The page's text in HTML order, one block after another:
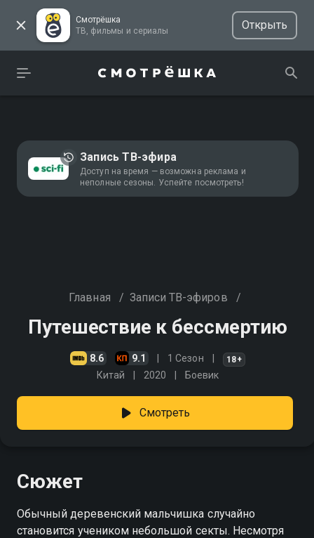
Смотрёшка
ТВ, фильмы и сериалы
Открыть
Запись ТВ-эфира
Доступ на время — возможна реклама и
неполные сезоны. Успейте посмотреть!
Главная / Записи ТВ-эфиров /
Путешествие к бессмертию
8.6 9.1 1 Сезон 18+
Китай 2020 Боевик
Смотреть
Сюжет
Обычный деревенский мальчишка случайно
становится учеником небольшой секты. Несмотря